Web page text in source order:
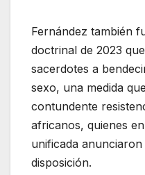
Fernández también
doctrinal de 2023
sacerdotes a
sexo, una medida
contundente
africanos, quienes
unificada
disposición.